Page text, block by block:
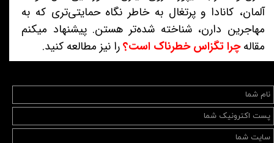
آلمان، کانادا و پرتغال به خاطر نگاه حمایتی‌تری که به
مهاجرین دارن، شناخته شده‌تر هستن. پیشنهاد میکنم
مقالهچرا تگزاس خطرناک است؟را نیز مطالعه کنید.